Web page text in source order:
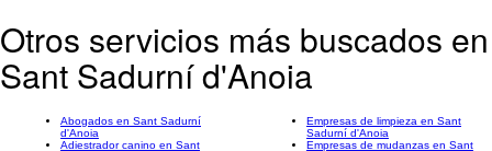
Otros servicios más buscados en
Sant Sadurní d'Anoia
Abogados en Sant Sadurní
d'Anoia
Adiestrador canino en Sant
Empresas de limpieza en Sant
Sadurní d'Anoia
Empresas de mudanzas en Sant